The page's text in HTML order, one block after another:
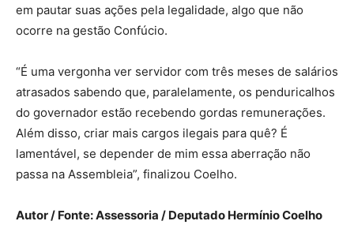
em pautar suas ações pela legalidade, algo que não
ocorre na gestão Confúcio.
“É uma vergonha ver servidor com três meses de salários
atrasados sabendo que, paralelamente, os penduricalhos
do governador estão recebendo gordas remunerações.
Além disso, criar mais cargos ilegais para quê? É
lamentável, se depender de mim essa aberração não
passa na Assembleia”, finalizou Coelho.
Autor / Fonte: Assessoria / Deputado Hermínio Coelho